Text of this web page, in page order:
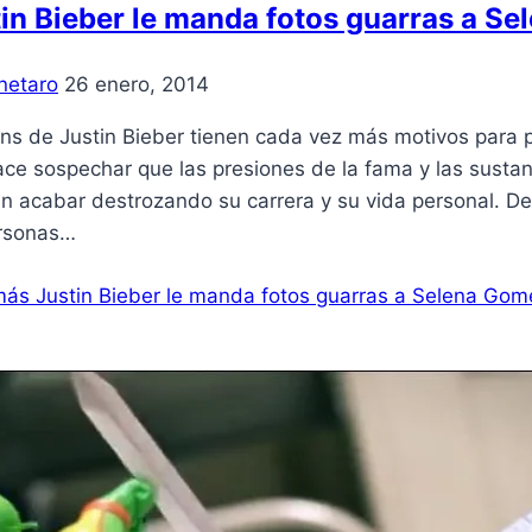
Bieber le manda fotos guarras a
26 enero, 2014
de Justin Bieber tienen cada vez más motivos
sospechar que las presiones de la fama y las
acabar destrozando su carrera y su vida personal.
Justin Bieber le manda fotos guarras a Selena